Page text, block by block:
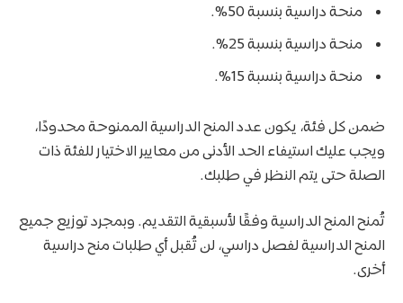
منحة دراسية بنسبة 50%.
منحة دراسية بنسبة 25%.
منحة دراسية بنسبة 15%.
ضمن كل فئة، يكون عدد المنح الدراسية الممنوحة محدودًا،
ويجب عليك استيفاء الحد الأدنى من معايير الاختيار للفئة ذات
الصلة حتى يتم النظر في طلبك.
تُمنح المنح الدراسية وفقًا لأسبقية التقديم. وبمجرد توزيع جميع
المنح الدراسية لفصل دراسي، لن تُقبل أي طلبات منح دراسية
أخرى.